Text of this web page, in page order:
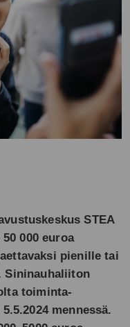
STEA
000 euroa
pienille tai
Sininauhaliiton
toiminta-
mennessä.